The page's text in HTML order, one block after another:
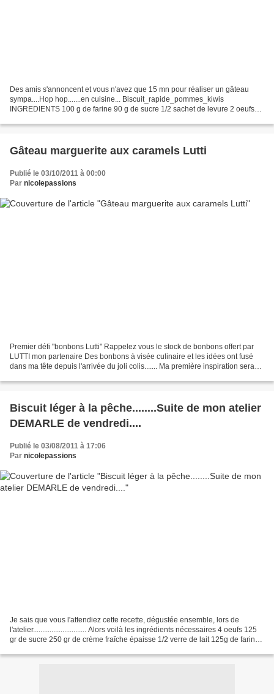
Des amis s'annoncent et vous n'avez que 15 mn pour réaliser un gâteau
sympa....Hop hop.......en cuisine... Biscuit_rapide_pommes_kiwis
INGREDIENTS 100 g de farine 90 g de sucre 1/2 sachet de levure 2 oeufs
Gâteau marguerite aux caramels Lutti
Publié le 03/10/2011 à 00:00
Par nicolepassions
Premier défi "bonbons Lutti" Rappelez vous le stock de bonbons offert par
LUTTI mon partenaire Des bonbons à visée culinaire et les idées ont fusé
dans ma tête depuis l'arrivée du joli colis....... Ma première inspiration sera
Biscuit léger à la pêche........Suite de mon atelier
DEMARLE de vendredi....
Publié le 03/08/2011 à 17:06
Par nicolepassions
Je sais que vous l'attendiez cette recette, dégustée ensemble, lors de
l'atelier............................. Alors voilà les ingrédients nécessaires 4 oeufs 125
gr de sucre 250 gr de crème fraîche épaisse 1/2 verre de lait 125g de farine